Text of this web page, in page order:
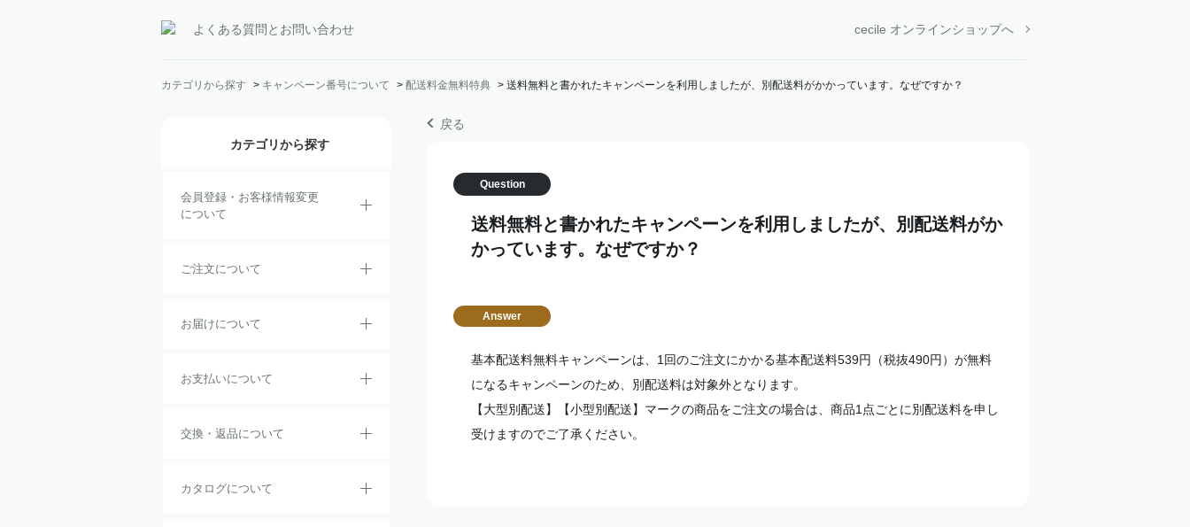
よくある質問とお問い合わせ cecile オンラインショップへ
カテゴリから探す > キャンペーン番号について > 配送料金無料特典 > 送料無料と書かれたキャンペーンを利用しましたが、別配送料がかかっています。なぜですか？
カテゴリから探す
会員登録・お客様情報変更
について
ご注文について
お届けについて
お支払いについて
交換・返品について
カタログについて
戻る
送料無料と書かれたキャンペーンを利用しましたが、別配送料がか
かっています。なぜですか？
基本配送料無料キャンペーンは、1回のご注文にかかる基本配送料539円（税抜490円）が無料
になるキャンペーンのため、別配送料は対象外となります。
【大型別配送】【小型別配送】マークの商品をご注文の場合は、商品1点ごとに別配送料を申し
受けますのでご了承ください。